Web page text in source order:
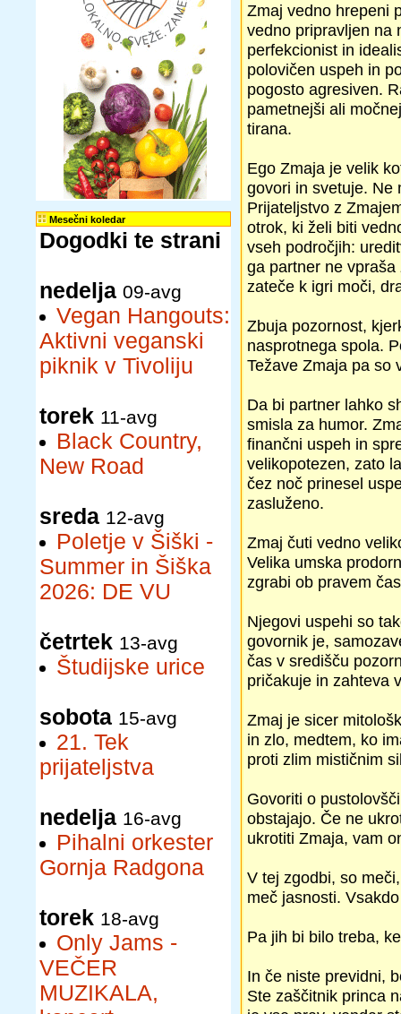
Mesečni koledar
Dogodki te strani
nedelja 09-avg
Vegan Hangouts:
Aktivni veganski
piknik v Tivoliju
torek 11-avg
Black Country,
New Road
sreda 12-avg
Poletje v Šiški -
Summer in Šiška
2026: DE VU
četrtek 13-avg
Študijske urice
sobota 15-avg
21. Tek
prijateljstva
nedelja 16-avg
Pihalni orkester
Gornja Radgona
torek 18-avg
Only Jams -
VEČER
MUZIKALA,
Zmaj vedno hrepeni
vedno pripravljen na
perfekcionist in
polovičen uspeh in
pogosto agresiven.
pametnejši ali
tirana.
Ego Zmaja je velik
govori in svetuje. Ne
Prijateljstvo z
otrok, ki želi biti
vseh področjih:
ga partner ne
zateče k igri moči,
Zbuja pozornost,
nasprotnega spola.
Težave Zmaja pa so
Da bi partner lahko
smisla za humor.
finančni uspeh in
velikopotezen, zato
čez noč prinesel
zasluženo.
Zmaj čuti vedno
Velika umska
zgrabi ob pravem
Njegovi uspehi so
govornik je,
čas v središču
pričakuje in zahteva
Zmaj je sicer
in zlo, medtem, ko
proti zlim mističnim
Govoriti o
obstajajo. Če ne
ukrotiti Zmaja, vam
V tej zgodbi, so
meč jasnosti.
Pa jih bi bilo treba,
In če niste previdni,
Ste zaščitnik princa